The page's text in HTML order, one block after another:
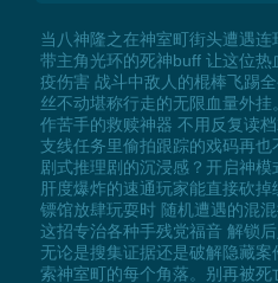
当八神隆之在神室町街头遭遇
带主角光环的死神buff 让这位
疫伤害 战斗中敌人的棍棒飞踢
丝不动堪称行走的无限血量外
作苦手的救赎神器 不用反复读
支线任务里偷拍跟踪的戏码再也
剧式推理剧的沉浸感？开启神
肝度爆炸的速通玩家能直接砍
镖馆放肆玩耍时 随机遭遇的混
这招专治各种手残党福音 解锁
无论是搜集证据还是破解隐藏
索神室町的每个角落。别再被